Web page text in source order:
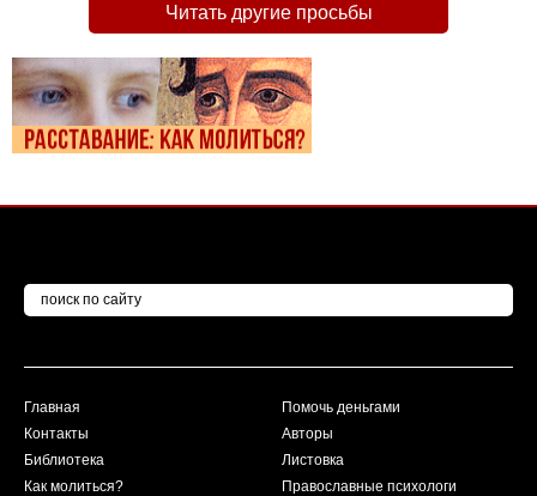
Читать другие просьбы
Главная
Контакты
Библиотека
Как молиться?
Помочь деньгами
Авторы
Листовка
Православные психологи